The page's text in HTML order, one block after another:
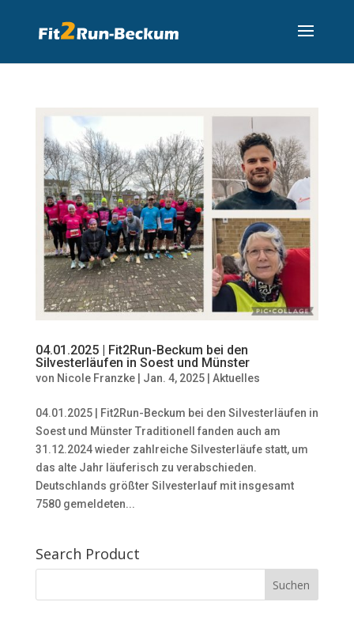
04.01.2025 | Fit2Run-Beckum bei den
Silvesterläufen in Soest und Münster
von Nicole Franzke| Jan. 4, 2025| Aktuelles
04.01.2025 | Fit2Run-Beckum bei den Silvesterläufen in
Soest und Münster Traditionell fanden auch am
31.12.2024 wieder zahlreiche Silvesterläufe statt, um
das alte Jahr läuferisch zu verabschieden.
Deutschlands größter Silvesterlauf mit insgesamt
7580 gemeldeten...
Search Product